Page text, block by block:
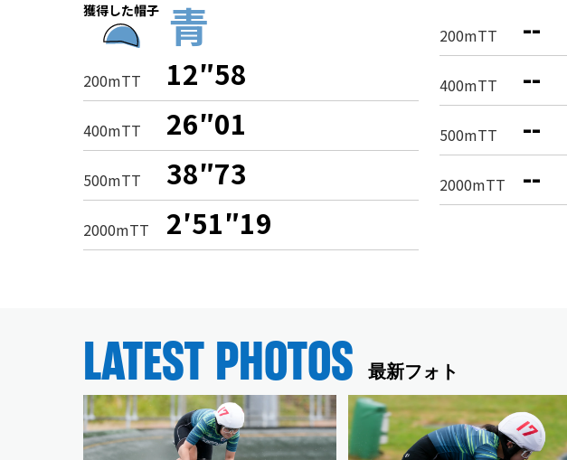
獲得した帽子 青
200mTT 12″58
400mTT 26″01
500mTT 38″73
2000mTT 2′51″19
200mTT --
400mTT --
500mTT --
2000mTT --
LATEST PHOTOS 最新フォト